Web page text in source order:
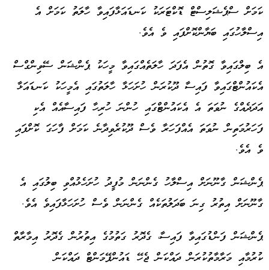
ކަމަށް ސްޕެޝަލިސްޓް ޑޮކްޓަރަކު ކަނޑައަޅާފައިވާ ހާލަތު ކަމަށް އެ
އިސްލާހުގައި ބަޔާންކޮށްފައި ވެ އެވެ.
އެ ބިލްގައިވާ ގޮތުން އެފަދަ ހާލަތެއްގައިވާ މީހަކު ޕެންޝަން ސޭވިންގްސް
އެކައުންޓްގައިވާ ފައިސާ ދޫކުރަން ހުށަހަޅާ ހާލަތުގައި އެމީހަކު ކަނޑައަޅާ
އަދަދެއްގެ ނުވަތަ އެ އެކައުންޓްގައި ހުންނަ ހުރިހާ ފައިސާއެއް އެކި
ފަހަރުމަތިން ނުވަތަ އެއްފަހަރާ ވެސް ދޫކުރެވިދާނެ ކަމަށް ފާހަގަ ކޮށްފައި
ވެ އެވެ.
ޕެންޝަން ގާނޫނަށް އިސްލާހު ގެންނަން މުފީދު ހުށަހެޅުއްވި ބިލުގައި އެ
ގާނޫނަށް އިތުރު ގިނަ ބަދަލުތަކެއް ގެންނަން ވެސް ހުށަހަޅާފައިވެ އެވެ.
ޕެންޝަން ފަންޑުގައިވާ ފައިސާ، ގެދޮރު ގަތުމުގެ އިތުރުން ގެދޮރު އިމާރާތް
ކުރުމާއި މަރާމާތުކުރަން ދައްކަން ޖެހޭ ޑައުންޕޭމަންޓް ދައްކަން